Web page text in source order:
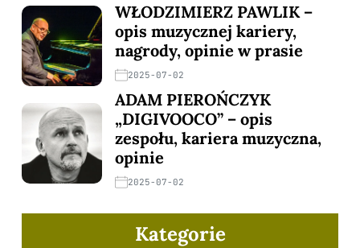
WŁODZIMIERZ PAWLIK –
opis muzycznej kariery,
nagrody, opinie w prasie
2025-07-02
ADAM PIEROŃCZYK
„DIGIVOOCO” – opis
zespołu, kariera muzyczna,
opinie
2025-07-02
Kategorie